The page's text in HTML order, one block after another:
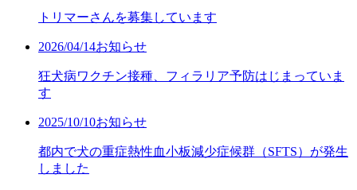
トリマーさんを募集しています
2026/04/14お知らせ
狂犬病ワクチン接種、フィラリア予防はじまっていま
す
2025/10/10お知らせ
都内で犬の重症熱性血小板減少症候群（SFTS）が発生
しました